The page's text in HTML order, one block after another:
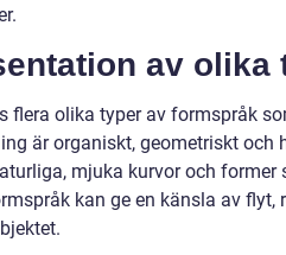
av olika
flera olika typer av formspråk
är organiskt, geometriskt och
mjuka kurvor och
kan ge en känsla av flyt,